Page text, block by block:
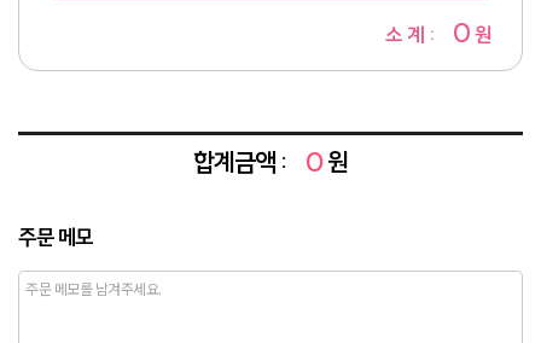
소 계 : 0원
합계금액 : 0원
주문 메모